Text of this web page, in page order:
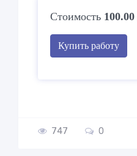
Стоимость 100.00
Купить работу
747 0